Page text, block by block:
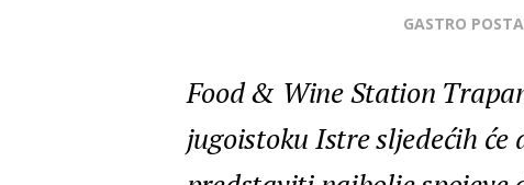
GASTRO
Food & Wine Station
jugoistoku Istre sljedećih